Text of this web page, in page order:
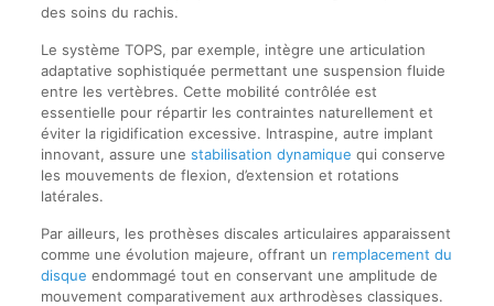
des soins du rachis.
Le système TOPS, par exemple, intègre une articulation
adaptative sophistiquée permettant une suspension fluide
entre les vertèbres. Cette mobilité contrôlée est
essentielle pour répartir les contraintes naturellement et
éviter la rigidification excessive. Intraspine, autre implant
innovant, assure une stabilisation dynamique qui conserve
les mouvements de flexion, d’extension et rotations
latérales.
Par ailleurs, les prothèses discales articulaires apparaissent
comme une évolution majeure, offrant un remplacement du
disque endommagé tout en conservant une amplitude de
mouvement comparativement aux arthrodèses classiques.